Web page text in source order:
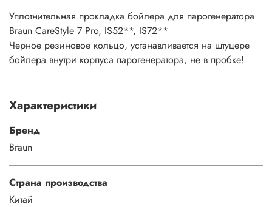
Уплотнительная прокладка бойлера для парогенератора
Braun CareStyle 7 Pro, IS52**, IS72**
Черное резиновое кольцо, устанавливается на штуцере
бойлера внутри корпуса парогенератора, не в пробке!
Характеристики
Бренд
Braun
Страна производства
Китай